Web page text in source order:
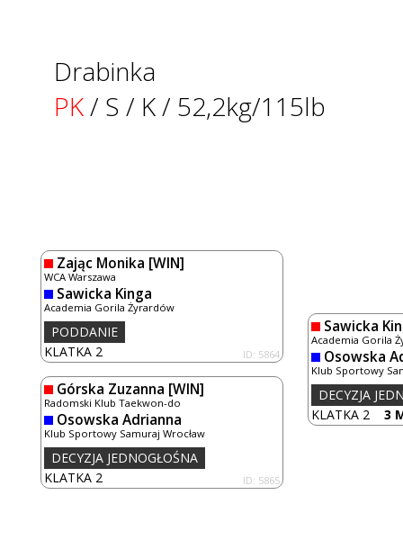
Drabinka
PK/ S / K / 52,2kg/115lb
Zając Monika [WIN]
WCA Warszawa
Sawicka Kinga
Academia Gorila Żyrardów
KLATKA 2 ID: 5864
PODDANIE
Górska Zuzanna [WIN]
Radomski Klub Taekwon-do
Osowska Adrianna
Klub Sportowy Samuraj Wrocław
KLATKA 2 ID: 5865
DECYZJA JEDNOGŁOŚNA
Sawicka
Academia Gorila
Osowska
Klub Sportowy
KLATKA 2 3
DECYZJA